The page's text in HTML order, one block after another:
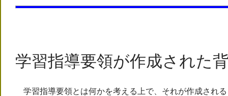
学習指導要領が作成された
学習指導要領とは何かを考える上で、それが作成され